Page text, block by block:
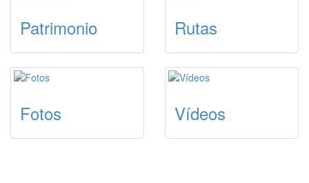
Patrimonio Rutas
Fotos Vídeos